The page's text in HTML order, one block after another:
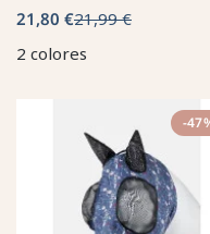
21,80 €21,99 €
2 colores
-